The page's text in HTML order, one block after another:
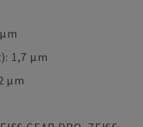
1,7 µm
µm